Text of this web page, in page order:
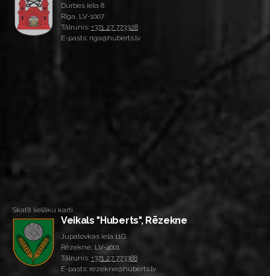
Durbes iela 8
Rīga, LV-1007
Tālrunis: +371 27 773328
E-pasts: riga@huberts.lv
Skatīt lielāku karti
Veikals "Huberts", Rēzekne
Jupatovkas iela 11G
Rēzekne, LV-4601
Tālrunis: +371 27 773388
E-pasts: rezekne@huberts.lv